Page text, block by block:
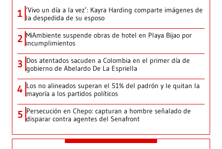
1 ‘Vivo un día a la vez’: Kayra Harding comparte imágenes de
la despedida de su esposo
2 MiAmbiente suspende obras de hotel en Playa Bijao por
incumplimientos
3 Dos atentados sacuden a Colombia en el primer día de
gobierno de Abelardo De La Espriella
4 Los no alineados superan el 51% del padrón y le quitan la
mayoría a los partidos políticos
5 Persecución en Chepo: capturan a hombre señalado de
disparar contra agentes del Senafront